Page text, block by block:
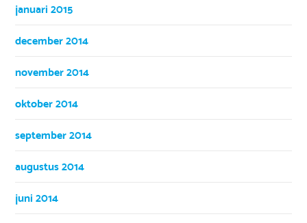
januari 2015
december 2014
november 2014
oktober 2014
september 2014
augustus 2014
juni 2014